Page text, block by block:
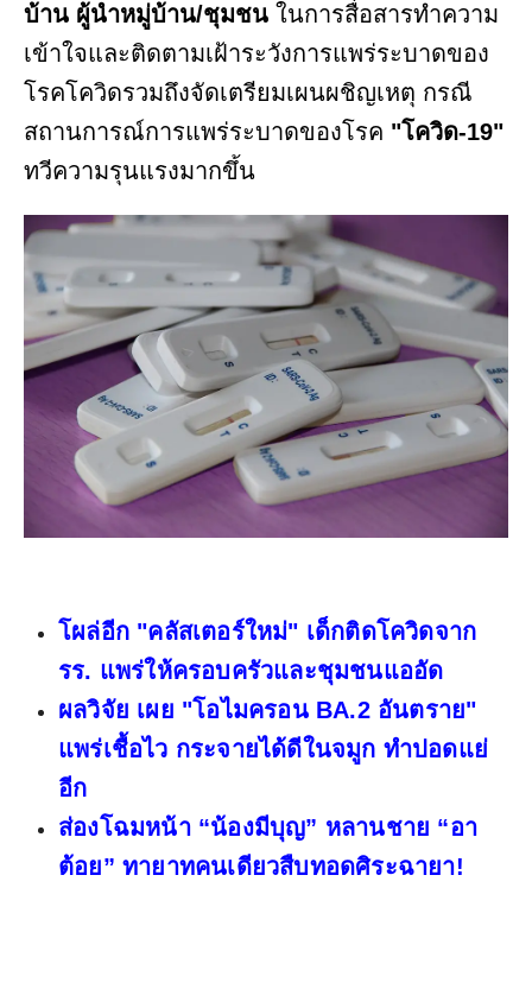
บ้าน ผู้นำหมู่บ้าน/ชุมชน ในการสื่อสารทำความ
เข้าใจและติดตามเฝ้าระวังการแพร่ระบาดของ
โรคโควิดรวมถึงจัดเตรียมเผนผชิญเหตุ กรณี
สถานการณ์การแพร่ระบาดของโรค "โควิด-19"
ทวีความรุนแรงมากขึ้น
โผล่อีก "คลัสเตอร์ใหม่" เด็กติดโควิดจาก
รร. แพร่ให้ครอบครัวและชุมชนแออัด
ผลวิจัย เผย "โอไมครอน BA.2 อันตราย"
แพร่เชื้อไว กระจายได้ดีในจมูก ทำปอดแย่
อีก
ส่องโฉมหน้า “น้องมีบุญ” หลานชาย “อา
ต้อย” ทายาทคนเดียวสืบทอดศิระฉายา!